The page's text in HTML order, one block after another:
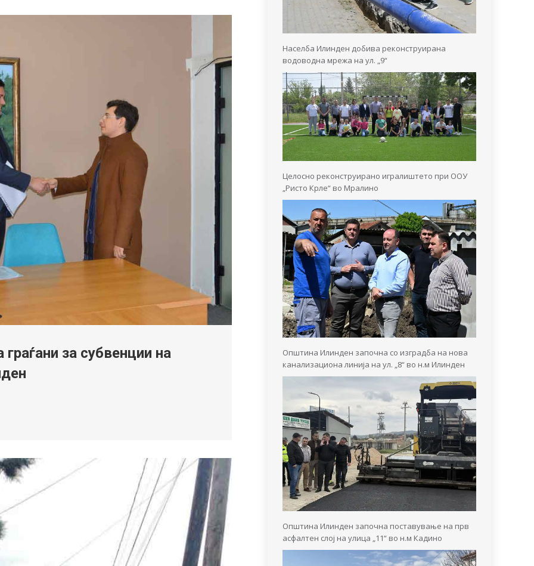
за субвенции на
Населба Илинден добива реконструирана
водоводна мрежа на ул. „9“
Целосно реконструирано игралиштето при ООУ
„Ристо Крле“ во Мралино
Општина Илинден започна со изградба на нова
канализациона линија на ул. „8“ во н.м Илинден
Општина Илинден започна поставување на прв
асфалтен слој на улица „11“ во н.м Кадино